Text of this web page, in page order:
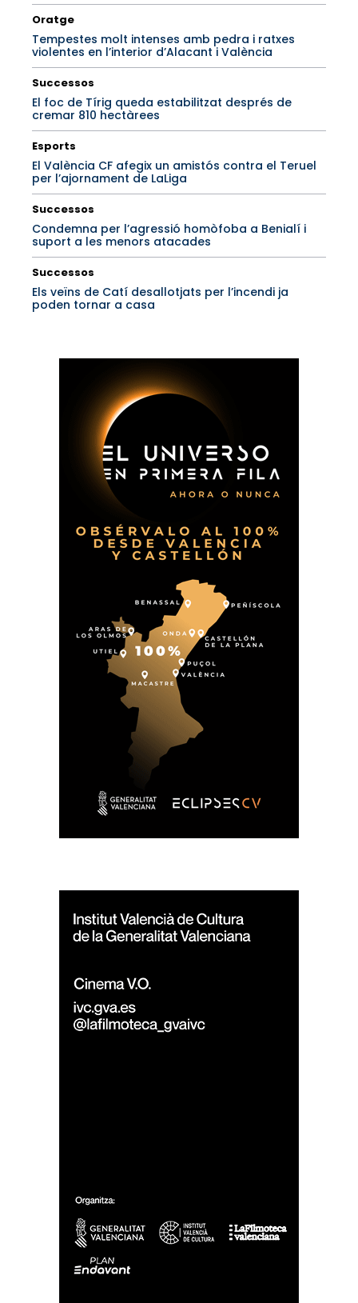
Oratge
Tempestes molt intenses amb pedra i ratxes
violentes en l’interior d’Alacant i València
Successos
El foc de Tírig queda estabilitzat després de
cremar 810 hectàrees
Esports
El València CF afegix un amistós contra el Teruel
per l’ajornament de LaLiga
Successos
Condemna per l’agressió homòfoba a Benialí i
suport a les menors atacades
Successos
Els veïns de Catí desallotjats per l’incendi ja
poden tornar a casa